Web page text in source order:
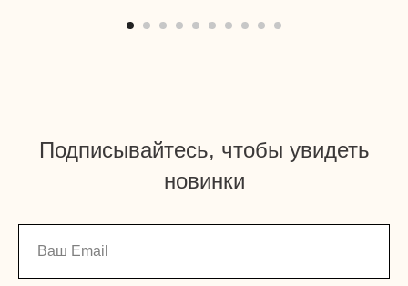
Подписывайтесь, чтобы увидеть
новинки